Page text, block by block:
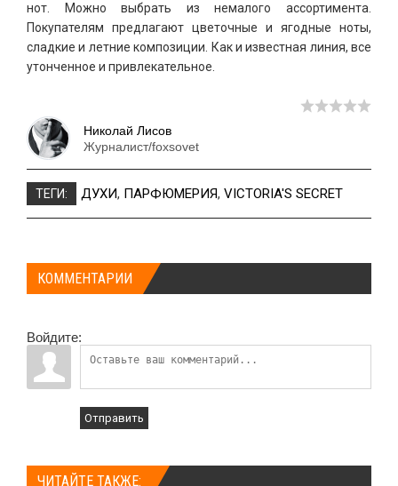
нот. Можно выбрать из немалого ассортимента.
Покупателям предлагают цветочные и ягодные ноты,
сладкие и летние композиции. Как и известная линия, все
утонченное и привлекательное.
Николай Лисов
Журналист/foxsovet
ТЕГИ: ДУХИ, ПАРФЮМЕРИЯ, VICTORIA'S SECRET
КОММЕНТАРИИ
Войдите:
Отправить
ЧИТАЙТЕ ТАКЖЕ: